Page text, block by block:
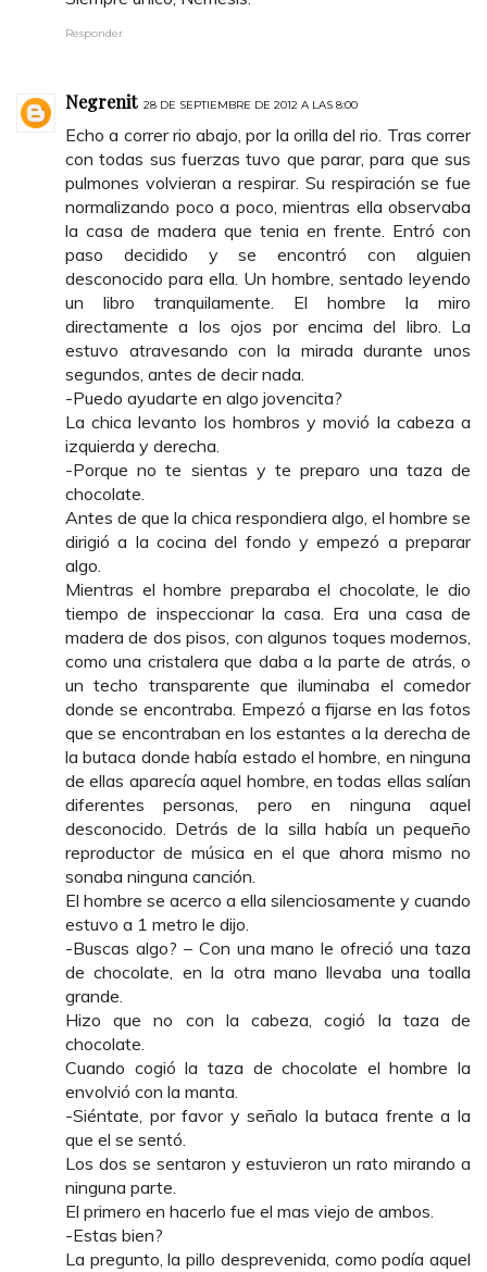
Responder
Negrenit 28 DE SEPTIEMBRE DE 2012 A LAS 8:00
Echo a correr rio abajo, por la orilla del rio. Tras correr
con todas sus fuerzas tuvo que parar, para que sus
pulmones volvieran a respirar. Su respiración se fue
normalizando poco a poco, mientras ella observaba
la casa de madera que tenia en frente. Entró con
paso decidido y se encontró con alguien
desconocido para ella. Un hombre, sentado leyendo
un libro tranquilamente. El hombre la miro
directamente a los ojos por encima del libro. La
estuvo atravesando con la mirada durante unos
segundos, antes de decir nada.
-Puedo ayudarte en algo jovencita?
La chica levanto los hombros y movió la cabeza a
izquierda y derecha.
-Porque no te sientas y te preparo una taza de
chocolate.
Antes de que la chica respondiera algo, el hombre se
dirigió a la cocina del fondo y empezó a preparar
algo.
Mientras el hombre preparaba el chocolate, le dio
tiempo de inspeccionar la casa. Era una casa de
madera de dos pisos, con algunos toques modernos,
como una cristalera que daba a la parte de atrás, o
un techo transparente que iluminaba el comedor
donde se encontraba. Empezó a fijarse en las fotos
que se encontraban en los estantes a la derecha de
la butaca donde había estado el hombre, en ninguna
de ellas aparecía aquel hombre, en todas ellas salían
diferentes personas, pero en ninguna aquel
desconocido. Detrás de la silla había un pequeño
reproductor de música en el que ahora mismo no
sonaba ninguna canción.
El hombre se acerco a ella silenciosamente y cuando
estuvo a 1 metro le dijo.
-Buscas algo? – Con una mano le ofreció una taza
de chocolate, en la otra mano llevaba una toalla
grande.
Hizo que no con la cabeza, cogió la taza de
chocolate.
Cuando cogió la taza de chocolate el hombre la
envolvió con la manta.
-Siéntate, por favor y señalo la butaca frente a la
que el se sentó.
Los dos se sentaron y estuvieron un rato mirando a
ninguna parte.
El primero en hacerlo fue el mas viejo de ambos.
-Estas bien?
La pregunto, la pillo desprevenida, como podía aquel